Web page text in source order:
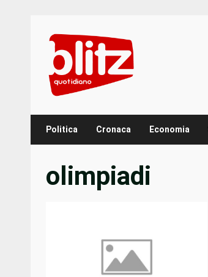
content
Politica Cronaca Economia
olimpiadi